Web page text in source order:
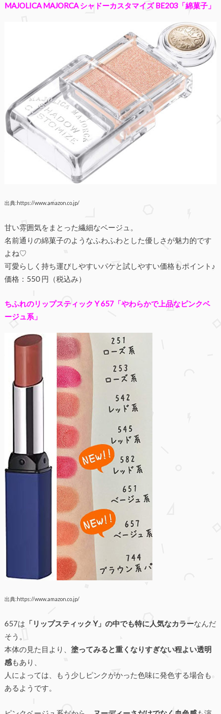
MAJOLICA MAJORCA シャドーカスタマイズ BE203「綿菓子」
出典:https://www.amazon.co.jp/
甘い雰囲気をまとった繊細なベージュ。
名前通りの綿菓子のようなふわふわとした優しさが魅力的です
よね♡
可愛らしく持ち運びしやすいパケと試しやすい価格もポイント♪
価格：550 円（税込み）
ちふれのリップスティック Y 657「やわらかで上品なピンクベ
ージュ系」
出典:https://www.amazon.co.jp/
657は 「リップスティック Y」の中でも特に人気なカラーなんだ
そう。
本体の見た目より、 塗ってみると重くなりすぎない程よい透明
感もあり、
人によっては、もう少しピンクがかった色味に発色する場合も
あるようです。